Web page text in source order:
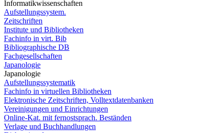
Informatikwissenschaften
Aufstellungssystem.
Zeitschriften
Institute und Bibliotheken
Fachinfo in virt. Bib
Bibliographische DB
Fachgesellschaften
Japanologie
Japanologie
Aufstellungssystematik
Fachinfo in virtuellen Bibliotheken
Elektronische Zeitschriften, Volltextdatenbanken
Vereinigungen und Einrichtungen
Online-Kat. mit fernostsprach. Beständen
Verlage und Buchhandlungen